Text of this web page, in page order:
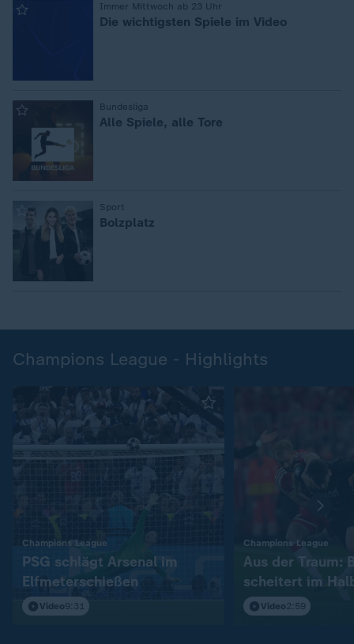
Immer Mittwoch ab 23 Uhr
Die wichtigsten Spiele im Video
Bundesliga
Alle Spiele, alle Tore
Sport
Bolzplatz
Champions League - Highlights
Champions League
PSG schlägt Arsenal im
Elfmeterschießen
Video9:31
Champions League
Aus der Traum:
scheitert im
Video2:59